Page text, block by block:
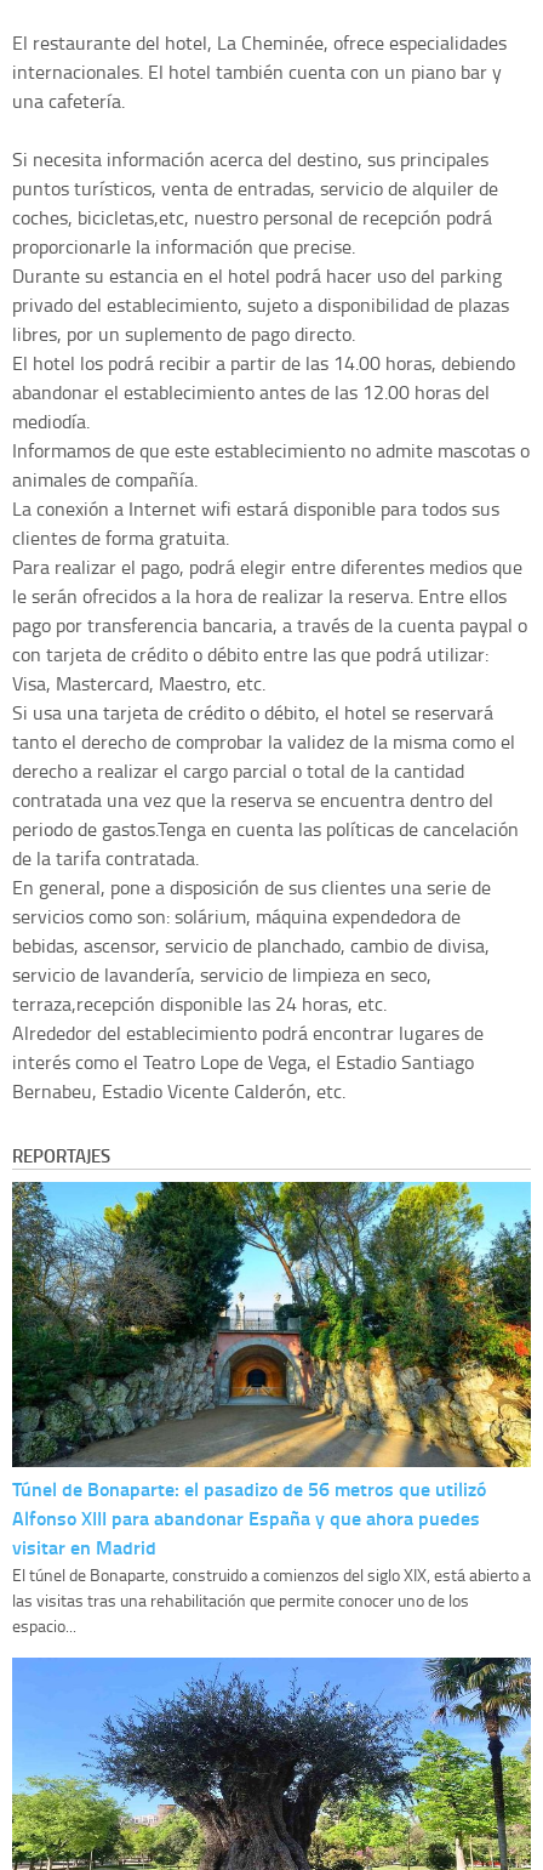
El restaurante del hotel, La Cheminée, ofrece especialidades
internacionales. El hotel también cuenta con un piano bar y
una cafetería.
Si necesita información acerca del destino, sus principales
puntos turísticos, venta de entradas, servicio de alquiler de
coches, bicicletas,etc, nuestro personal de recepción podrá
proporcionarle la información que precise.
Durante su estancia en el hotel podrá hacer uso del parking
privado del establecimiento, sujeto a disponibilidad de plazas
libres, por un suplemento de pago directo.
El hotel los podrá recibir a partir de las 14.00 horas, debiendo
abandonar el establecimiento antes de las 12.00 horas del
mediodía.
Informamos de que este establecimiento no admite mascotas o
animales de compañía.
La conexión a Internet wifi estará disponible para todos sus
clientes de forma gratuita.
Para realizar el pago, podrá elegir entre diferentes medios que
le serán ofrecidos a la hora de realizar la reserva. Entre ellos
pago por transferencia bancaria, a través de la cuenta paypal o
con tarjeta de crédito o débito entre las que podrá utilizar:
Visa, Mastercard, Maestro, etc.
Si usa una tarjeta de crédito o débito, el hotel se reservará
tanto el derecho de comprobar la validez de la misma como el
derecho a realizar el cargo parcial o total de la cantidad
contratada una vez que la reserva se encuentra dentro del
periodo de gastos.Tenga en cuenta las políticas de cancelación
de la tarifa contratada.
En general, pone a disposición de sus clientes una serie de
servicios como son: solárium, máquina expendedora de
bebidas, ascensor, servicio de planchado, cambio de divisa,
servicio de lavandería, servicio de limpieza en seco,
terraza,recepción disponible las 24 horas, etc.
Alrededor del establecimiento podrá encontrar lugares de
interés como el Teatro Lope de Vega, el Estadio Santiago
Bernabeu, Estadio Vicente Calderón, etc.
REPORTAJES
Túnel de Bonaparte: el pasadizo de 56 metros que utilizó
Alfonso XIII para abandonar España y que ahora puedes
visitar en Madrid
El túnel de Bonaparte, construido a comienzos del siglo XIX, está abierto a
las visitas tras una rehabilitación que permite conocer uno de los
espacio...